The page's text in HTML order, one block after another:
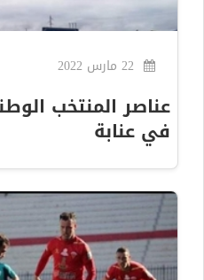
عناصر المنتخب
في عنابة